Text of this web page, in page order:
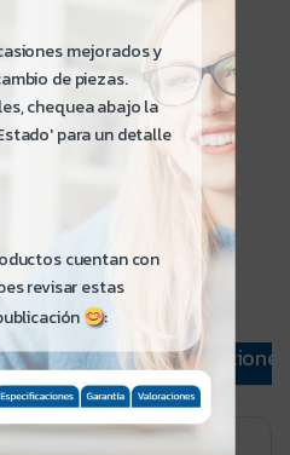
de Estado Especificaciones
mejorados y
de piezas.
chequea abajo la
para un detalle
cuentan con
revisar estas
: